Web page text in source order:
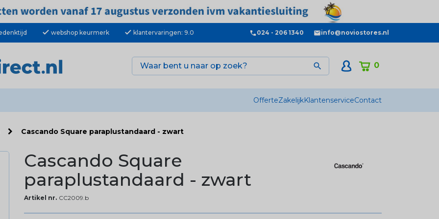
check webshop keurmerk check klantervaringen: 9.0 024 - 206 1340 info@noviostores.nl
0

OfferteZakelijkKlantenserviceContact
Cascando Square paraplustandaard - zwart
Cascando Square
paraplustandaard - zwart
Artikel nr. CC2009.b